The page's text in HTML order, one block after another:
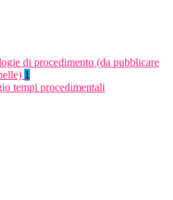
di procedimento (da pubblicare
1
tempi procedimentali